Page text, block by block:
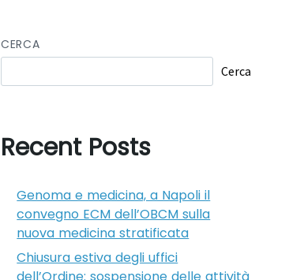
CERCA
Cerca
Recent Posts
Genoma e medicina, a Napoli il
convegno ECM dell’OBCM sulla
nuova medicina stratificata
Chiusura estiva degli uffici
dell’Ordine: sospensione delle attività